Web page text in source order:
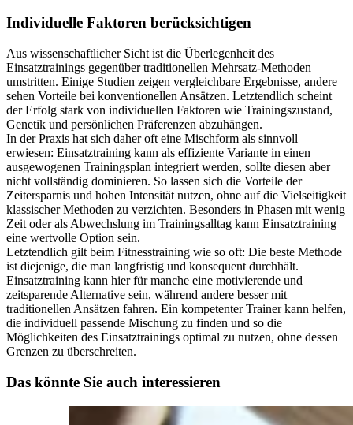
Individuelle Faktoren berücksichtigen
Aus wissenschaftlicher Sicht ist die Überlegenheit des
Einsatztrainings gegenüber traditionellen Mehrsatz-Methoden
umstritten. Einige Studien zeigen vergleichbare Ergebnisse, andere
sehen Vorteile bei konventionellen Ansätzen. Letztendlich scheint
der Erfolg stark von individuellen Faktoren wie Trainingszustand,
Genetik und persönlichen Präferenzen abzuhängen.
In der Praxis hat sich daher oft eine Mischform als sinnvoll
erwiesen: Einsatztraining kann als effiziente Variante in einen
ausgewogenen Trainingsplan integriert werden, sollte diesen aber
nicht vollständig dominieren. So lassen sich die Vorteile der
Zeitersparnis und hohen Intensität nutzen, ohne auf die Vielseitigkeit
klassischer Methoden zu verzichten. Besonders in Phasen mit wenig
Zeit oder als Abwechslung im Trainingsalltag kann Einsatztraining
eine wertvolle Option sein.
Letztendlich gilt beim Fitnesstraining wie so oft: Die beste Methode
ist diejenige, die man langfristig und konsequent durchhält.
Einsatztraining kann hier für manche eine motivierende und
zeitsparende Alternative sein, während andere besser mit
traditionellen Ansätzen fahren. Ein kompetenter Trainer kann helfen,
die individuell passende Mischung zu finden und so die
Möglichkeiten des Einsatztrainings optimal zu nutzen, ohne dessen
Grenzen zu überschreiten.
Das könnte Sie auch interessieren